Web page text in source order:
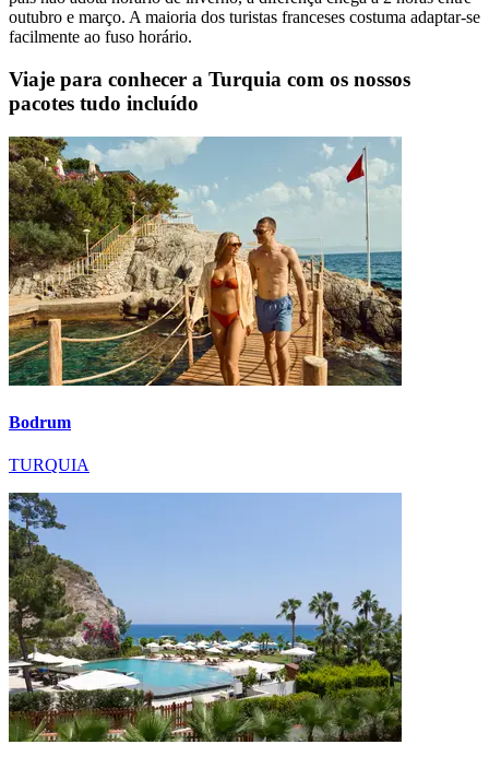
outubro e março. A maioria dos turistas franceses costuma adaptar-se
facilmente ao fuso horário.
Viaje para conhecer a Turquia com os nossos
pacotes tudo incluído
Bodrum
TURQUIA